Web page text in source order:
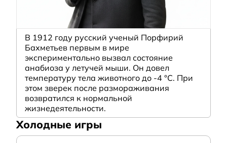
В 1912 году русский ученый Порфирий
Бахметьев первым в мире
экспериментально вызвал состояние
анабиоза у летучей мыши. Он довел
температуру тела животного до -4 °C. При
этом зверек после размораживания
возвратился к нормальной
жизнедеятельности.
Холодные игры